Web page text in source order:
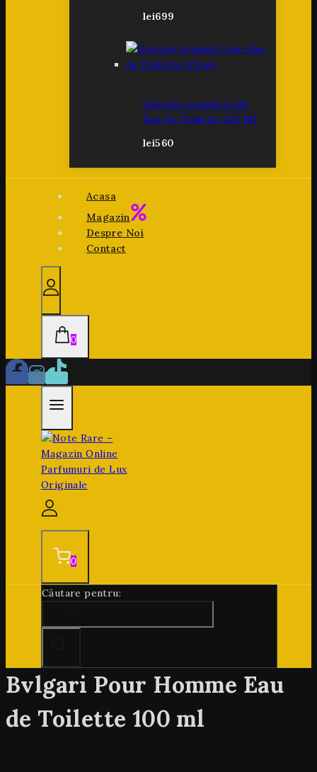
lei699
Giorgio Armani Code
Eau De Toilette 125 Ml
lei560
Acasa
Magazin
Despre Noi
Contact
0
0
Căutare pentru:
Bvlgari Pour Homme Eau
de Toilette 100 ml